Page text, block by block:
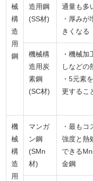
械
構
造
用
鋼
造用鋼
(SS材)
通量も多
・厚み
きくなる
機械構
造用炭
素鋼
(SC材)
・機械
しなどの
・5元素
更するこ
機
械
構
造
用
マンガ
ン鋼
(SMn
材)
・最も
強度と熱
できる
金鋼